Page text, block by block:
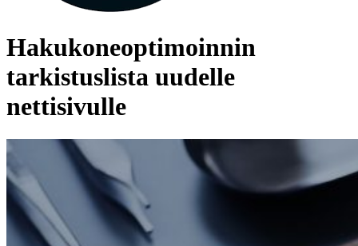
Hakukoneoptimoinnin
tarkistuslista uudelle
nettisivulle